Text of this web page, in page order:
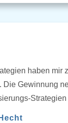
haben mir
Die Gewinnung